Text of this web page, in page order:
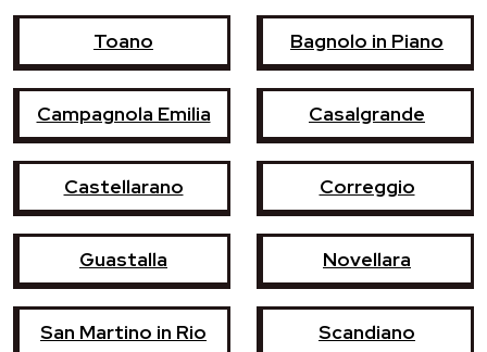
Toano Bagnolo in Piano
Campagnola Emilia Casalgrande
Castellarano Correggio
Guastalla Novellara
San Martino in Rio Scandiano